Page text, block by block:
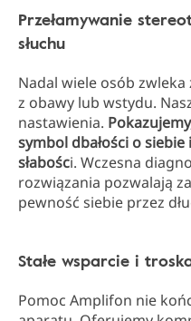
Przełamywanie
słuchu
Nadal wiele osób
z obawy lub wstydu.
nastawienia.
symbol dbałości o
słabości. Wczesna
rozwiązania pozwalają
pewność siebie przez
Stałe wsparcie i
Pomoc Amplifon nie